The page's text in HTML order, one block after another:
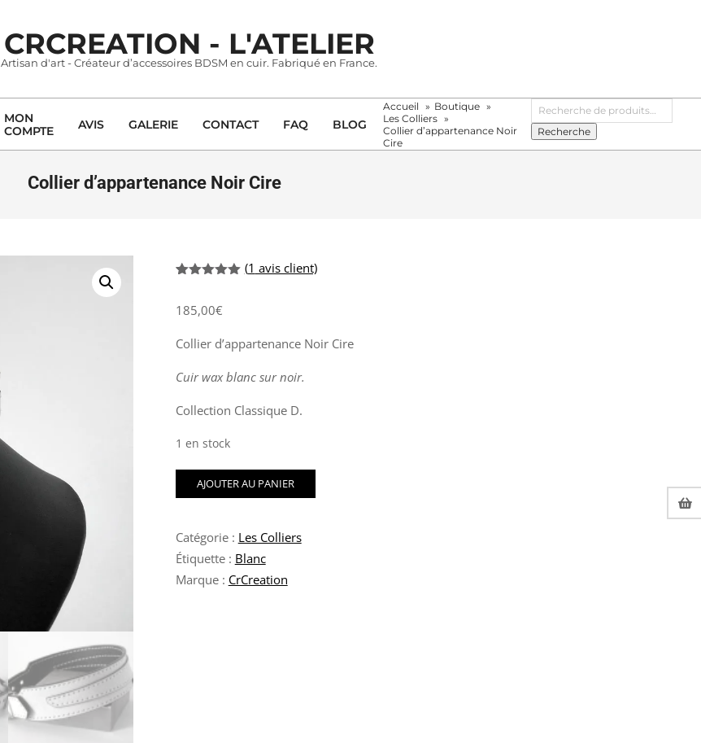
CRCREATION - L'ATELIER
Artisan d'art - Créateur d’accessoires BDSM en cuir. Fabriqué en France.
Primary
Navigation
Menu
MON
COMPTE
AVIS GALERIE CONTACT FAQ BLOG
Accueil
Boutique
Les Colliers
Collier d’appartenance Noir
Cire
Recherche
pour :
Recherche
Collier d’appartenance Noir Cire
basé sur
(1 avis client)
185,00€
Collier d’appartenance Noir Cire
Cuir wax blanc sur noir.
Collection Classique D.
1 en stock
quantité
Noir
Cire
AJOUTER AU PANIER
Catégorie : Les Colliers
Étiquette : Blanc
Marque : CrCreation